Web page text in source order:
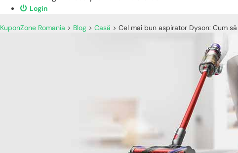
Login
KuponZone Romania > Blog > Casă > Cel mai bun aspirator Dyson: Cum